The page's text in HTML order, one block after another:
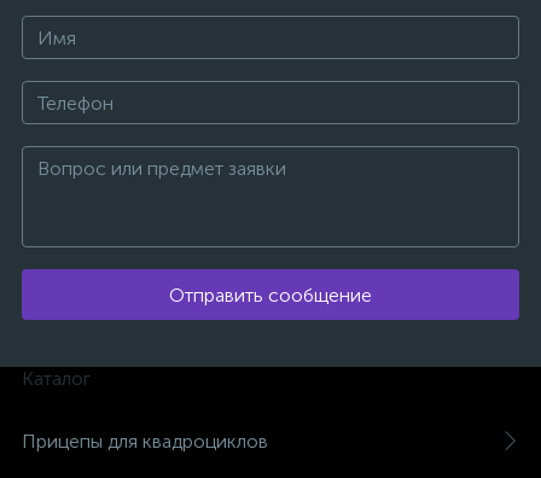
Отправить сообщение
Каталог
Прицепы для квадроциклов